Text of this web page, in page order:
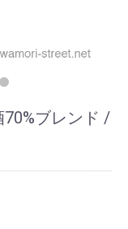
ブレンド /